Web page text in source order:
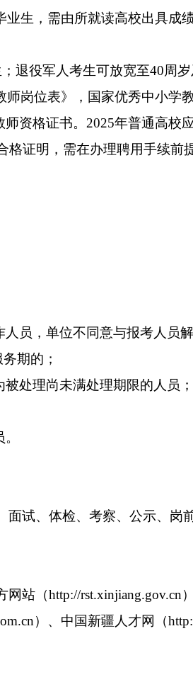
生，需由所就读高校出具成
退役军人考生可放宽至40周
岗位表》，国家优秀中小学
资格证书。2025年普通高校
证明，需在办理聘用手续
员，单位不同意与报考人员
期的；
处理尚未满处理期限的人员；
试、体检、考察、公示、岗
站（http://
）、中国新疆人才网（